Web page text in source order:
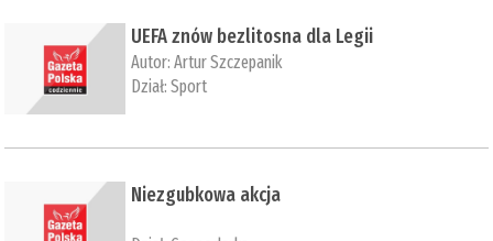
UEFA znów bezlitosna dla Legii
Autor:Artur Szczepanik
Dział:Sport
Niezgubkowa akcja